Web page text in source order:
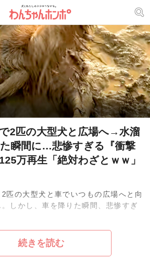
2匹の大型犬と広場へ→水溜
瞬間に…悲惨すぎる『衝撃
万再生「絶対わざとｗｗ」
匹の大型犬と車でいつもの広場へと向
しかし、車を降りた瞬間、悲惨すぎ
続きを読む